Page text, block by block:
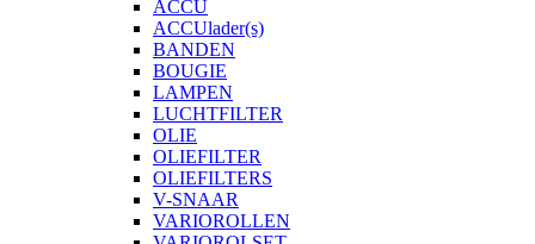
ACCU
ACCUlader(s)
BANDEN
BOUGIE
LAMPEN
LUCHTFILTER
OLIE
OLIEFILTER
OLIEFILTERS
V-SNAAR
VARIOROLLEN